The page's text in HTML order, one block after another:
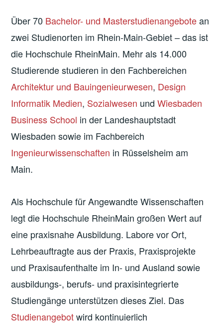
Über 70 Bachelor- und Masterstudienangebotean
zwei Studienorten im Rhein-Main-Gebiet – das ist
die Hochschule RheinMain. Mehr als 14.000
Studierende studieren in den Fachbereichen
Architektur und Bauingenieurwesen, Design
Informatik Medien, Sozialwesen undWiesbaden
Business School in der Landeshauptstadt
Wiesbaden sowie im Fachbereich
Ingenieurwissenschaften in Rüsselsheim am
Main.
Als Hochschule für Angewandte Wissenschaften
legt die Hochschule RheinMain großen Wert auf
eine praxisnahe Ausbildung. Labore vor Ort,
Lehrbeauftragte aus der Praxis, Praxisprojekte
und Praxisaufenthalte im In- und Ausland sowie
ausbildungs-, berufs- und praxisintegrierte
Studiengänge unterstützen dieses Ziel. Das
Studienangebotwird kontinuierlich